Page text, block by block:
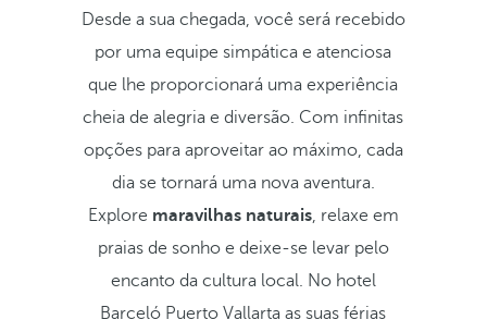
Desde a sua chegada, você será recebido
por uma equipe simpática e atenciosa
que lhe proporcionará uma experiência
cheia de alegria e diversão. Com infinitas
opções para aproveitar ao máximo, cada
dia se tornará uma nova aventura.
Explore maravilhas naturais, relaxe em
praias de sonho e deixe-se levar pelo
encanto da cultura local. No hotel
Barceló Puerto Vallarta as suas férias